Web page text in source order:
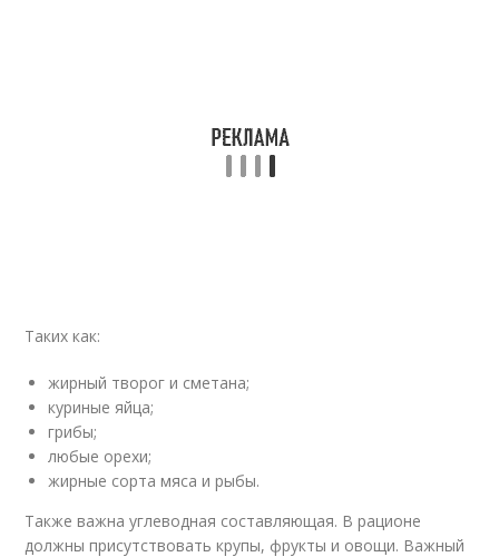
Таких как:
жирный творог и сметана;
куриные яйца;
грибы;
любые орехи;
жирные сорта мяса и рыбы.
Также важна углеводная составляющая. В рационе
должны присутствовать крупы, фрукты и овощи. Важный